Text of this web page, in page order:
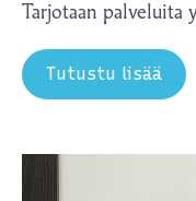
Tarjotaan palveluita
Tutustu lisää